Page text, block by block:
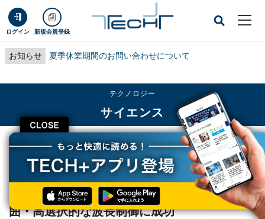
ログイン 新規会員登録
お知らせ 夏季休業期間のお問い合わせについて
CLOSE
テクノロジー
サイエンス
TECH+ テクノロジー
サイエンス
学芸大など、CNTからの近赤外発光の広範囲・高選択的な波長制御に成功
学芸大など、CNTからの近赤外発光の広範
囲・高選択的な波長制御に成功